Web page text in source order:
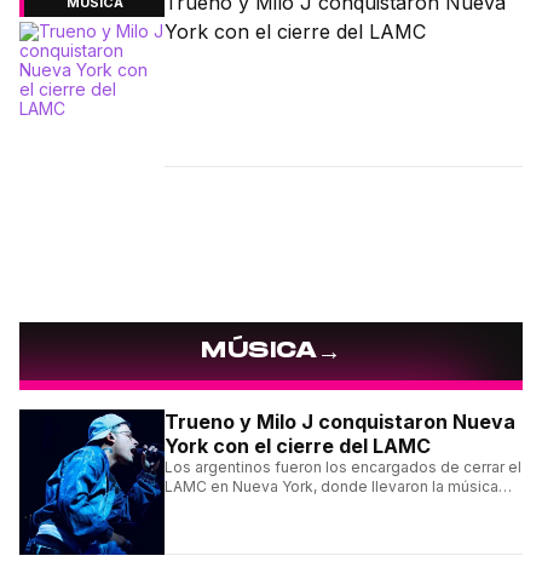
York con el cierre del LAMC
MÚSICA→
Trueno y Milo J conquistaron Nueva
York con el cierre del LAMC
Los argentinos fueron los encargados de cerrar el
LAMC en Nueva York, donde llevaron la música